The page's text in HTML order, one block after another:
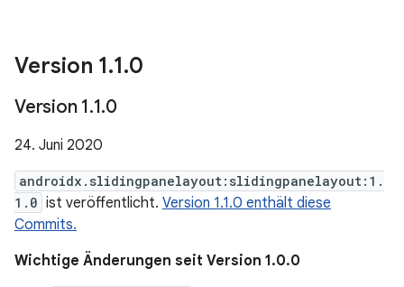
Version 1.1.0
Version 1.1.0
24. Juni 2020
androidx.slidingpanelayout:slidingpanelayout:1.
1.0 ist veröffentlicht. Version 1.1.0 enthält diese
Commits.
Wichtige Änderungen seit Version 1.0.0